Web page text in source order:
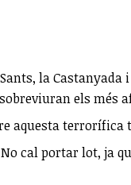
la
els més
aquesta terrorífica
cal portar lot, ja